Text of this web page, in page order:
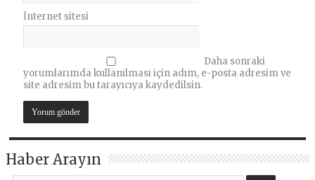
İnternet sitesi
Daha sonraki
yorumlarımda kullanılması için adım, e-posta adresim ve
site adresim bu tarayıcıya kaydedilsin.
Haber Arayın